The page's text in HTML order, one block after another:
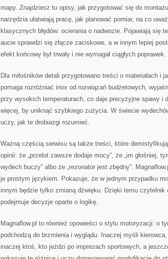
mapy. Znajdziesz tu opisy, jak przygotować się do
narzędzia ułatwiają pracę, jak planować pomiar, na co
klasycznych błędów: ocierania o nadwozie. Pojawiają się
aucie sprawdzi się złącze zaciskowe, a w innym lepiej
efekt końcowy był trwały i nie wymagał ciągłych poprawek.
Dla miłośników detali przygotowano treści o materiałach i
pomaga rozróżniać inox od rozwiązań budżetowych,
przy wysokich temperaturach, co daje precyzyjne spawy i
więcej, by uniknąć szybkiego zużycia. W świecie
uczy, jak te drobiazgi rozumieć.
Ważną częścią serwisu są także treści, które
opinii: że „przelot zawsze dodaje mocy”, że „im głośniej,
wydech buczy” albo że „rezonator jest zbędny”.
je prostym językiem. Pokazuje, że w jednym przypadku
innym będzie tylko zmianą dźwięku. Dzięki temu czytelnik
podejmuje decyzje oparte o logikę.
Magnaflow.pl to również opowieści o stylu motoryzacji: o
podchodzą do brzmienia i wyglądu. Inaczej myśli
inaczej ktoś, kto jeździ po imprezach sportowych, a